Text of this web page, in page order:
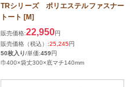
TRシリーズ ポリエステルファスナー
トート [M]
販売価格:22,950円
販売価格（税込）:25,245円
50枚入り/単価:459円
巾400×袋丈300×底マチ140mm